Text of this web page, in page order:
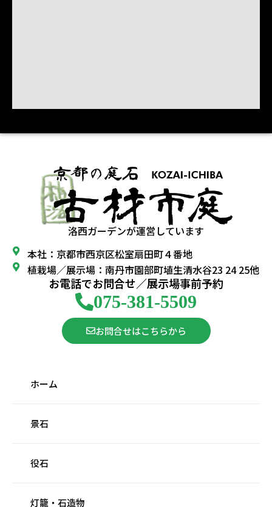
洛西ガーデンが運営しています
本社：京都市西京区松室扇田町４番地
植栽場／展示場：南丹市園部町埴生清水谷23 24 25他
お電話でお問合せ／展示場事前予約
075-381-5509
お問合せはこちらから
ホーム
景石
役石
灯籠・石造物